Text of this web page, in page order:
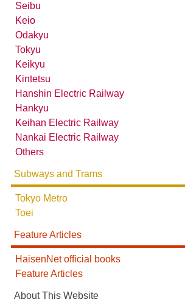
Seibu
Keio
Odakyu
Tokyu
Keikyu
Kintetsu
Hanshin Electric Railway
Hankyu
Keihan Electric Railway
Nankai Electric Railway
Others
Subways and Trams
Tokyo Metro
Toei
Feature Articles
HaisenNet official books
Feature Articles
About This Website